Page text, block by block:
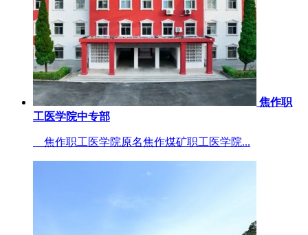
焦作职
工医学院中专部
焦作职工医学院原名焦作煤矿职工医学院...